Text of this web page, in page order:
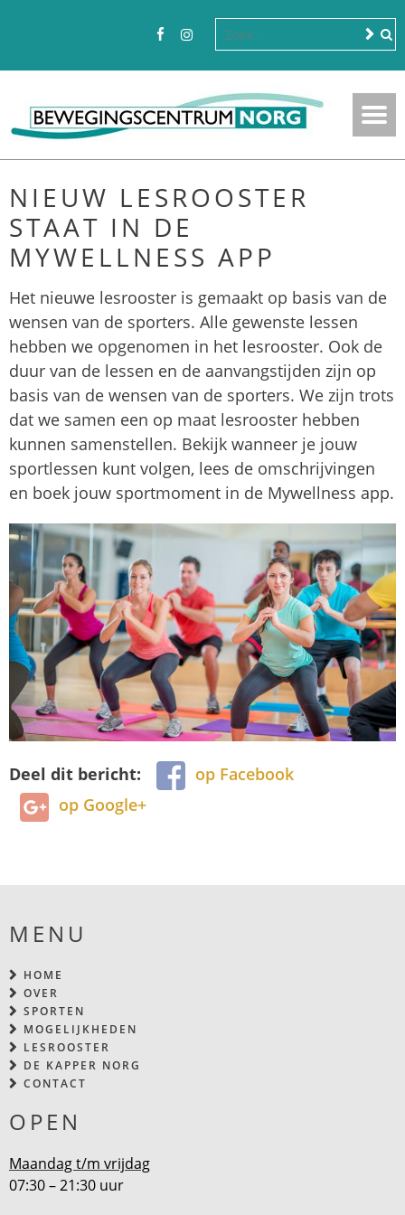
NIEUW LESROOSTER
STAAT IN DE
MYWELLNESS APP
Het nieuwe lesrooster is gemaakt op basis van de
wensen van de sporters. Alle gewenste lessen
hebben we opgenomen in het lesrooster. Ook de
duur van de lessen en de aanvangstijden zijn op
basis van de wensen van de sporters. We zijn trots
dat we samen een op maat lesrooster hebben
kunnen samenstellen. Bekijk wanneer je jouw
sportlessen kunt volgen, lees de omschrijvingen
en boek jouw sportmoment in de Mywellness app.
Deel dit bericht:
op Facebook
op Google+
MENU
HOME
OVER
SPORTEN
MOGELIJKHEDEN
LESROOSTER
DE KAPPER NORG
CONTACT
OPEN
Maandag t/m vrijdag
07:30 – 21:30 uur